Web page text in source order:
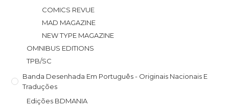
COMICS REVUE
MAD MAGAZINE
NEW TYPE MAGAZINE
OMNIBUS EDITIONS
TPB/SC
Banda Desenhada Em Português - Originais Nacionais E
Traduções
Edições BDMANIA